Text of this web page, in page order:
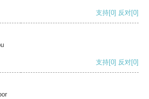
支持[0] 反对[0]
支持[0] 反对[0]